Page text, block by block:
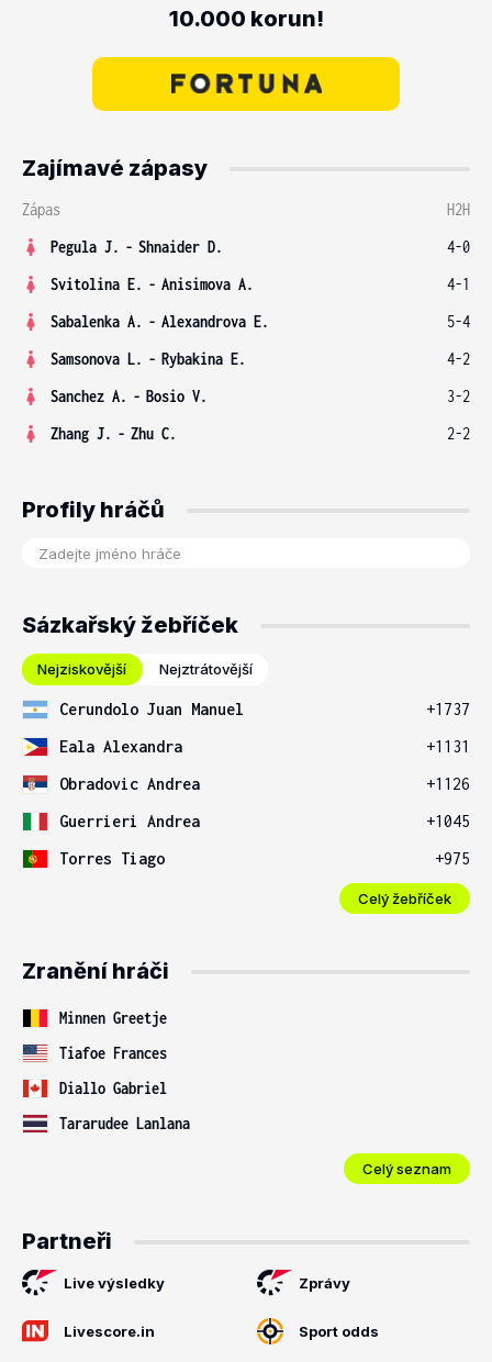
10.000 korun!
Zajímavé zápasy
Zápas
H2H
Pegula J. - Shnaider D.
4-0
Svitolina E. - Anisimova A.
4-1
Sabalenka A. - Alexandrova E.
5-4
Samsonova L. - Rybakina E.
4-2
Sanchez A. - Bosio V.
3-2
Zhang J. - Zhu C. 2-2
Profily hráčů
Sázkařský žebříček
Nejziskovější Nejztrátovější
Cerundolo Juan Manuel
+1737
Eala Alexandra
+1131
Obradovic Andrea
+1126
Guerrieri Andrea
+1045
Torres Tiago
+975
Celý žebříček
Zranění hráči
Minnen Greetje
Tiafoe Frances
Diallo Gabriel
Tararudee Lanlana
Celý seznam
Partneři
Live výsledky Zprávy
Livescore.in Sport odds